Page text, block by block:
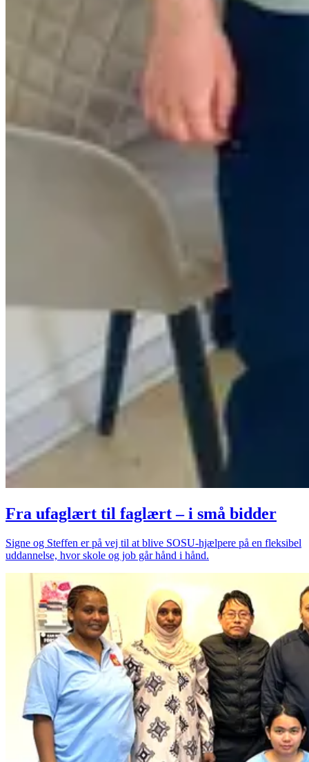
Fra ufaglært til faglært – i små bidder
Signe og Steffen er på vej til at blive SOSU-hjælpere på en fleksibel
uddannelse, hvor skole og job går hånd i hånd.